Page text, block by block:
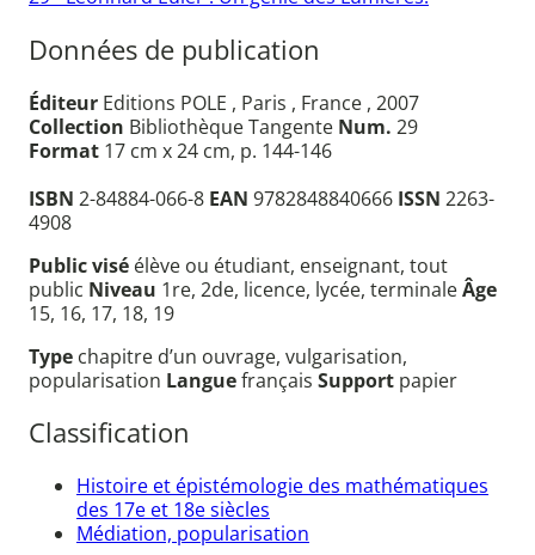
Données de publication
Éditeur Editions POLE , Paris , France , 2007
Collection Bibliothèque Tangente Num. 29
Format 17 cm x 24 cm, p. 144-146
ISBN 2-84884-066-8 EAN 9782848840666 ISSN 2263-
4908
Public visé élève ou étudiant, enseignant, tout
public Niveau 1re, 2de, licence, lycée, terminaleÂge
15, 16, 17, 18, 19
Type chapitre d’un ouvrage, vulgarisation,
popularisation Languefrançais Support papier
Classification
Histoire et épistémologie des mathématiques
des 17e et 18e siècles
Médiation, popularisation